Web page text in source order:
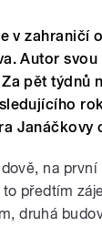
v zahraničí
Autor
pět týdnů
Janáčkovy
na
předtím
druhá